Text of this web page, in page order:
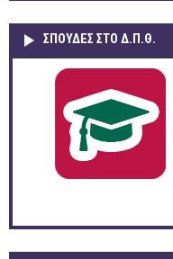
ΣΠΟΥΔΈΣ ΣΤΟ Δ.Π.Θ.